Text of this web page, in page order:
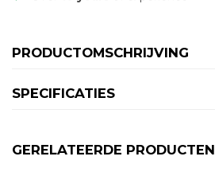
PRODUCTOMSCHRIJVING
SPECIFICATIES
GERELATEERDE PRODUCTEN